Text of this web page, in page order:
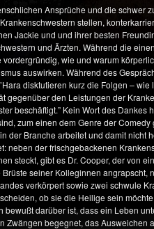
Ansprüche und die schwer
stellen,
Jackie und und ihrer besten
und Ärzten. Während die
vordergründig, wie und warum
auswirken. Während des
disktutieren kurz die Folgen –
gegenüber den Leistungen der
beschäftigt.” Kein Wort des Dankes
zum einen dem Genre der
der Branche arbeitet und damit nicht
neben der frischgebackenen
steckt, gibt es Dr. Cooper, der von
seiner Kolleginnen
verkörpert sowie zwei schwule
ob sie die Heilige sein
bewußt darüber ist, dass ein Leben
Zwängen begegnet, das Ausweichen